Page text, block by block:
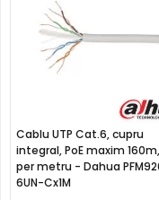
Cablu UTP Cat.6, cupru
integral, PoE maxim
per metru - Dahua
6UN-Cx1M